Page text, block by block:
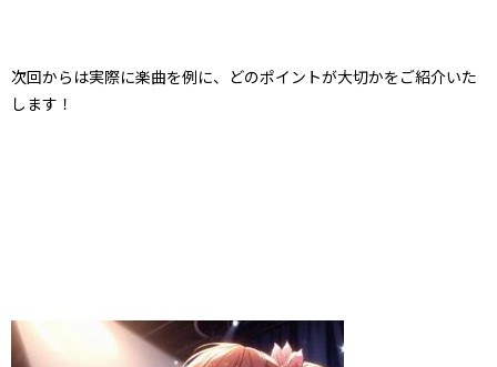
次回からは実際に楽曲を例に、どのポイントが大切かをご紹介いた
します！